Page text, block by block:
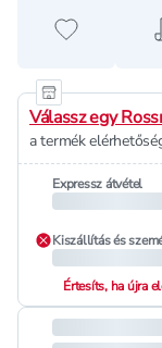
Hozzáadás
Válassz egy
a termék
Expressz átvétel
Kiszállítás és
Értesíts, ha újra